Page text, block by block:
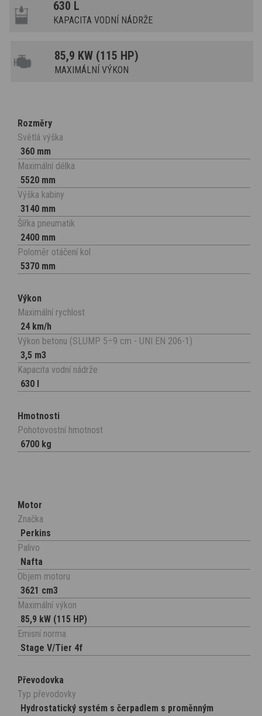
630 L
KAPACITA VODNÍ NÁDRŽE
85,9 KW (115 HP)
MAXIMÁLNÍ VÝKON
Rozměry
Světlá výška
360 mm
Maximální délka
5520 mm
Výška kabiny
3140 mm
Šířka pneumatik
2400 mm
Poloměr otáčení kol
5370 mm
Výkon
Maximální rychlost
24 km/h
Výkon betonu (SLUMP 5÷9 cm - UNI EN 206-1)
3,5 m3
Kapacita vodní nádrže
630 l
Hmotnosti
Pohotovostní hmotnost
6700 kg
Motor
Značka
Perkins
Palivo
Nafta
Objem motoru
3621 cm3
Maximální výkon
85,9 kW (115 HP)
Emisní norma
Stage V/Tier 4f
Převodovka
Typ převodovky
Hydrostatický systém s čerpadlem s proměnným